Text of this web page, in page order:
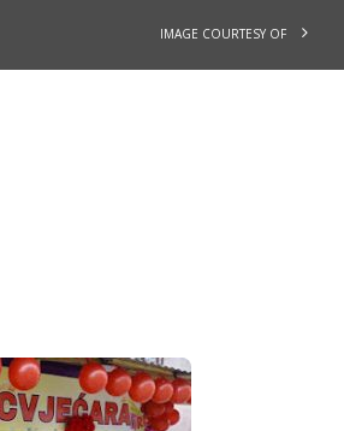
IMAGE COURTESY OF